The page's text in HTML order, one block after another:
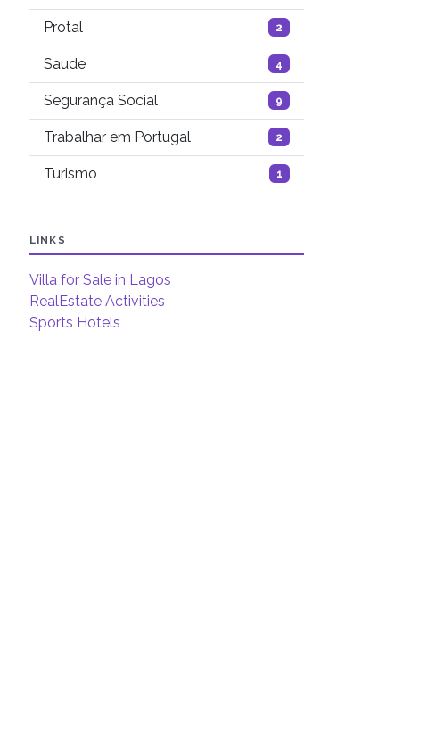
Protal 2
Saude 4
Segurança Social 9
Trabalhar em Portugal 2
Turismo 1
LINKS
Villa for Sale in Lagos
RealEstate Activities
Sports Hotels